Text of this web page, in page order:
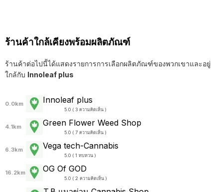
ร้านค้าใกล้เคียงพร้อมผลิตภัณฑ์
ร้านค้าต่อไปนี้ได้แสดงรายการการเลือกผลิตภัณฑ์ของพวกเขาและอยู่
ใกล้กับ Innoleaf plus
0.0km Innoleaf plus
5.0 ( 3 ความคิดเห็น )
4.1km Green Flower Weed Shop
5.0 ( 7 ความคิดเห็น )
6.3km Vega tech-Cannabis
5.0 ( 1 ทบทวน )
16.2km OG Of GOD
5.0 ( 2 ความคิดเห็น )